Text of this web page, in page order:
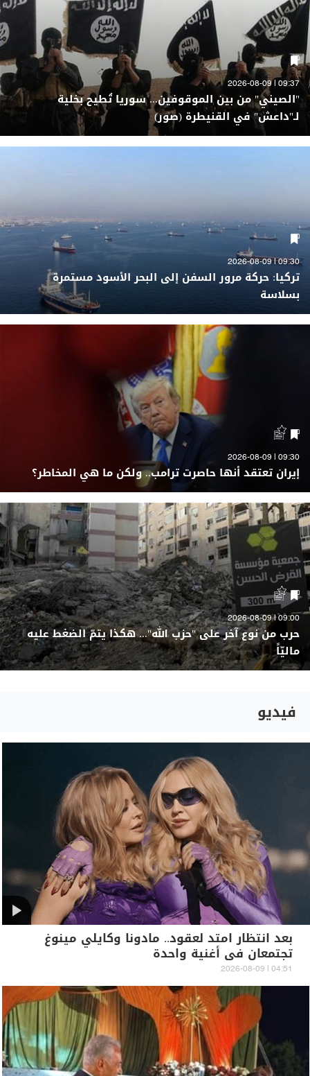
09:37 | 2026-08-09
"الصيني" من بين الموقوفين... سوريا تُطيح بخلية
لـ"داعش" في القنيطرة (صور)
09:30 | 2026-08-09
تركيا: حركة مرور السفن إلى البحر الأسود مستمرة
بسلاسة
09:30 | 2026-08-09
إيران تعتقد أنها حاصرت ترامب.. ولكن ما هي المخاطر؟
09:00 | 2026-08-09
حرب من نوع آخر على "حزب الله"... هكذا يتمّ الضغط عليه
ماليّاً
فيديو
بعد انتظار امتد لعقود.. مادونا وكايلي مينوغ
تجتمعان في أغنية واحدة
04:51 | 2026-08-09